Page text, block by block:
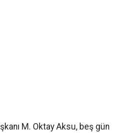
M. Oktay Aksu, beş gün